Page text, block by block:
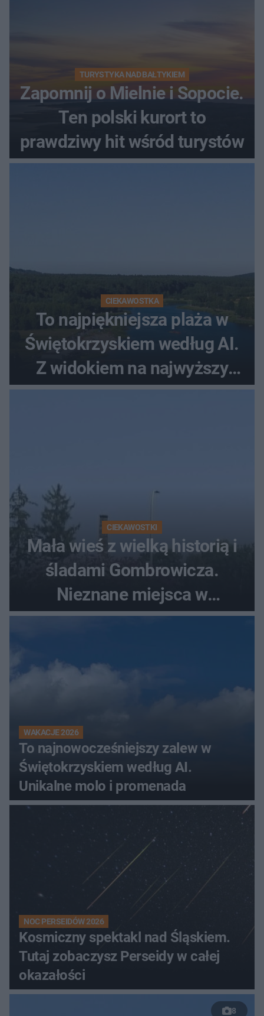
TURYSTYKA NAD BAŁTYKIEM
Zapomnij o Mielnie i Sopocie.
Ten polski kurort to
prawdziwy hit wśród turystów
CIEKAWOSTKA
To najpiękniejsza plaża w
Świętokrzyskiem według AI.
Z widokiem na najwyższy
szczyt Gór Świętokrzyskich
CIEKAWOSTKI
Mała wieś z wielką historią i
śladami Gombrowicza.
Nieznane miejsca w
Świętokrzyskiem
WAKACJE 2026
To najnowocześniejszy zalew w
Świętokrzyskiem według AI.
Unikalne molo i promenada
NOC PERSEIDÓW 2026
Kosmiczny spektakl nad Śląskiem.
Tutaj zobaczysz Perseidy w całej
okazałości
8